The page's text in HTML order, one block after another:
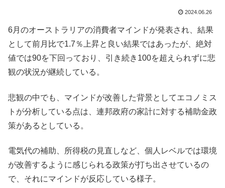
2024.06.26
6月のオーストラリアの消費者マインドが発表され、結果
として前月比で1.7％上昇と良い結果ではあったが、絶対
値では90を下回っており、引き続き100を超えられずに悲
観の状況が継続している。
悲観の中でも、マインドが改善した背景としてエコノミス
トが分析している点は、連邦政府の家計に対する補助金政
策があるとしている。
電気代の補助、所得税の見直しなど、個人レベルでは環境
が改善するように感じられる政策が打ち出させているの
で、それにマインドが反応している様子。